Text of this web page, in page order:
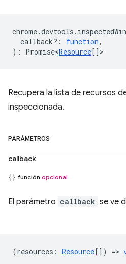
chrome.devtools .
callback? : function,
) : Promise<Resource[] >
Recupera la lista de recursos
inspeccionada.
PARÁMETROS
callback
función opcional
El parámetro callback se ve
(resources : Resource[]) =>